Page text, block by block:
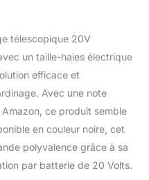
fil WORX
- Il garantit une
à cette scie
POUR
électrique WORX
pour différents
cet outil pouvant
une scie à
arrière
confortable dans
télescopique 20V
un taille-haies électrique
efficace et
Avec une note
ce produit semble
en couleur noire, cet
polyvalence grâce à sa
par batterie de 20 Volts.